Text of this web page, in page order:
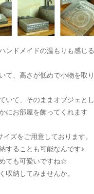
ンドメイドの温もりも感じる
て、高さが低めで小物を取り
いて、そのままオブジェとし
にお部屋を飾ってくれます
ズをご用意しております。
することも可能なんです♪
ても可愛いですね☆
収納してみませんか。